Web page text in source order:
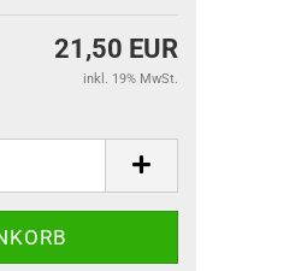
21,50 EUR
inkl. 19% MwSt.